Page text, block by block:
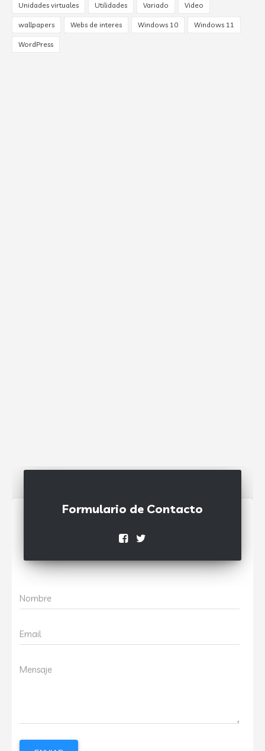
Unidades virtuales Utilidades Variado Video
wallpapers Webs de interes Windows 10 Windows 11
WordPress
Formulario de Contacto
Nombre
Email
Mensaje